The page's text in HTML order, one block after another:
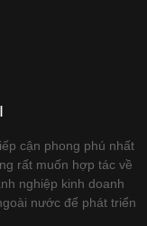
cận phong phú nhất
rất muốn hợp tác về
nghiệp kinh doanh
nước để phát triển